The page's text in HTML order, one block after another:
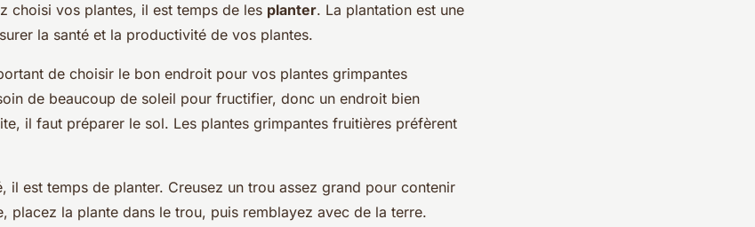
choisi vos plantes, il est temps de les planter. La plantation est une
la santé et la productivité de vos plantes.
de choisir le bon endroit pour vos plantes grimpantes
de beaucoup de soleil pour fructifier, donc un endroit bien
il faut préparer le sol. Les plantes grimpantes fruitières préfèrent
il est temps de planter. Creusez un trou assez grand pour contenir
placez la plante dans le trou, puis remblayez avec de la terre.